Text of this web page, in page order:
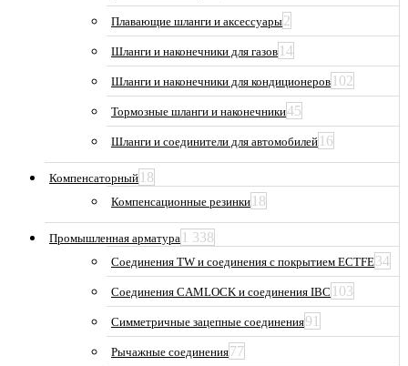
Плавающие шланги и аксессуары2
Шланги и наконечники для газов 14
Шланги и наконечники для кондиционеров 102
Тормозные шланги и наконечники45
Шланги и соединители для автомобилей 16
Компенсаторный 18
Компенсационные резинки 18
Промышленная арматура 1 338
Соединения TW и соединения с покрытием ECTFE34
Соединения CAMLOCK и соединения IBC 103
Симметричные зацепные соединения91
Рычажные соединения77